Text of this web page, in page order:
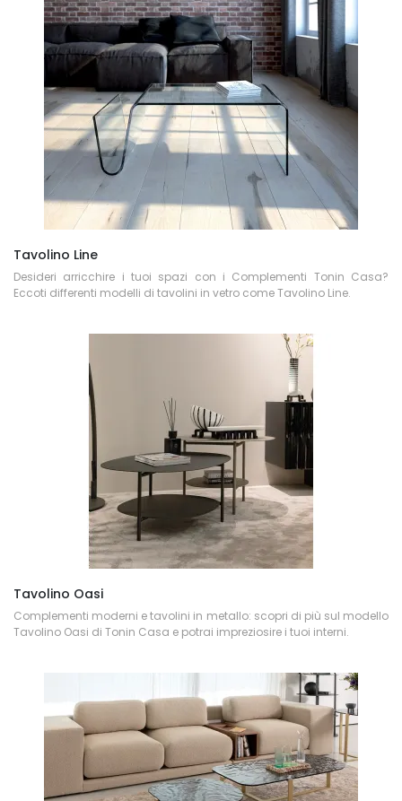
Tavolino Line
Desideri arricchire i tuoi spazi con i Complementi Tonin Casa?
Eccoti differenti modelli di tavolini in vetro come Tavolino Line.
Tavolino Oasi
Complementi moderni e tavolini in metallo: scopri di più sul modello
Tavolino Oasi di Tonin Casa e potrai impreziosire i tuoi interni.